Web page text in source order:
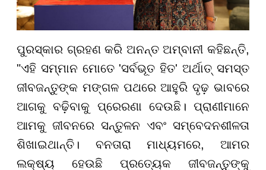
ପୁରସ୍କାର ଗ୍ରହଣ କରି ଅନନ୍ତ ଅମ୍ବାନୀ କହିଛନ୍ତି,
"ଏହି ସମ୍ମାନ ମୋତେ 'ସର୍ବଭୂତ ହିତ' ଅର୍ଥାତ୍ ସମସ୍ତ
ଜୀବଜନ୍ତୁଙ୍କ ମଙ୍ଗଳ ପଥରେ ଆହୁରି ଦୃଢ଼ ଭାବରେ
ଆଗକୁ ବଢ଼ିବାକୁ ପ୍ରେରଣା ଦେଉଛି। ପ୍ରାଣୀମାନେ
ଆମକୁ ଜୀବନରେ ସନ୍ତୁଳନ ଏବଂ ସମ୍ବେଦନଶୀଳତା
ଶିଖାଇଥାନ୍ତି। ବନତାରା ମାଧ୍ୟମରେ, ଆମର
ଲକ୍ଷ୍ୟ ହେଉଛି ପ୍ରତ୍ୟେକ ଜୀବଜନ୍ତୁଙ୍କୁ